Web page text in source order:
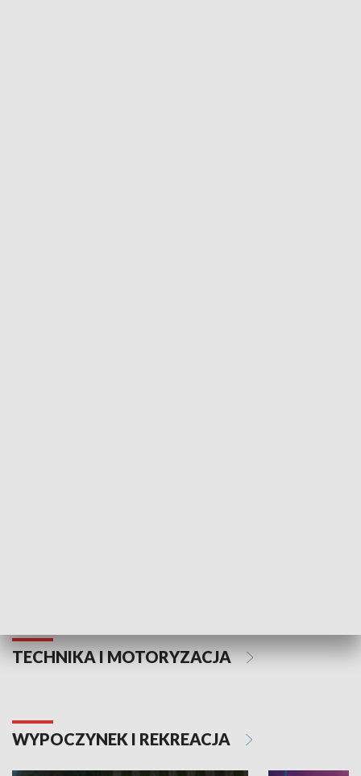
TECHNIKA I MOTORYZACJA
WYPOCZYNEK I REKREACJA